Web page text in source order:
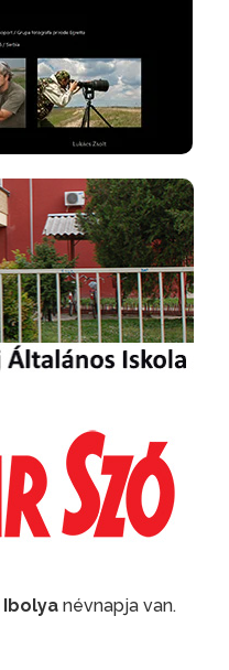
Ibolya névnapja van.